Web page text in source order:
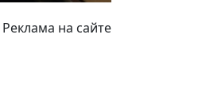
Реклама на сайте